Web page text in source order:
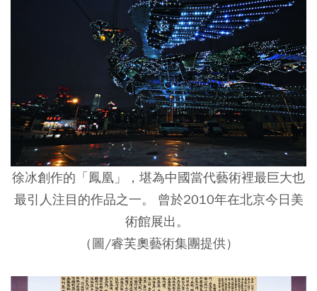
徐冰創作的「鳳凰」，堪為中國當代藝術裡最巨大也
最引人注目的作品之一。 曾於2010年在北京今日美
術館展出。
（圖/睿芙奧藝術集團提供）